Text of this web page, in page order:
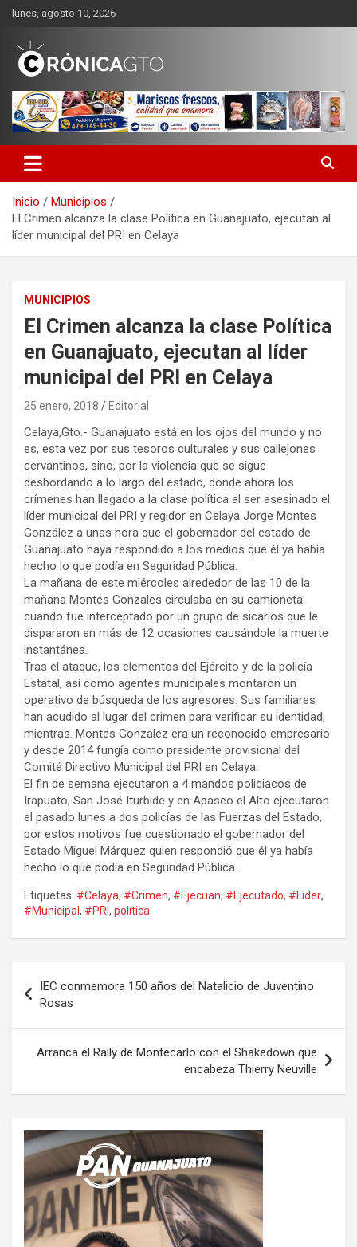
Saltar
contenido
lunes, agosto 10, 2026
CRONICA GUANAJUATO
Inicio
Municipios
El Crimen alcanza la clase Política en Guanajuato, ejecutan al
líder municipal del PRI en Celaya
MUNICIPIOS
El Crimen alcanza la clase Política
en Guanajuato, ejecutan al líder
municipal del PRI en Celaya
25 enero, 2018 Editorial
Celaya,Gto.- Guanajuato está en los ojos del mundo y no
es, esta vez por sus tesoros culturales y sus callejones
cervantinos, sino, por la violencia que se sigue
desbordando a lo largo del estado, donde ahora los
crímenes han llegado a la clase política al ser asesinado el
líder municipal del PRI y regidor en Celaya Jorge Montes
González a unas hora que el gobernador del estado de
Guanajuato haya respondido a los medios que él ya había
hecho lo que podía en Seguridad Pública.
La mañana de este miércoles alrededor de las 10 de la
mañana Montes Gonzales circulaba en su camioneta
cuando fue interceptado por un grupo de sicarios que le
dispararon en más de 12 ocasiones causándole la muerte
instantánea.
Tras el ataque, los elementos del Ejército y de la policía
Estatal, así como agentes municipales montaron un
operativo de búsqueda de los agresores. Sus familiares
han acudido al lugar del crimen para verificar su identidad,
mientras. Montes González era un reconocido empresario
y desde 2014 fungía como presidente provisional del
Comité Directivo Municipal del PRI en Celaya.
El fin de semana ejecutaron a 4 mandos policiacos de
Irapuato, San José Iturbide y en Apaseo el Alto ejecutaron
el pasado lunes a dos policías de las Fuerzas del Estado,
por estos motivos fue cuestionado el gobernador del
Estado Miguel Márquez quien respondió que él ya había
hecho lo que podía en Seguridad Pública.
Etiquetas: #Celaya, #Crimen, #Ejecuan, #Ejecutado, #Lider,
#Municipal , #PRI , política
de
entradas
IEC conmemora 150 años del Natalicio de Juventino
Rosas
Arranca el Rally de Montecarlo con el Shakedown que
encabeza Thierry Neuville